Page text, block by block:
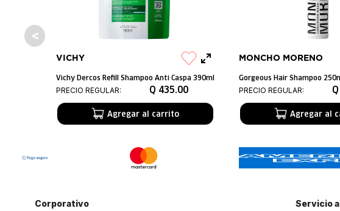
VICHY
Vichy Dercos Refill Shampoo Anti Caspa 390ml
PRECIO REGULAR:
Q 435.00
Agregar al carrito
MONCHO MORENO
Gorgeous Hair Shampoo
PRECIO REGULAR:
Q
Agregar al
Corporativo Servicio